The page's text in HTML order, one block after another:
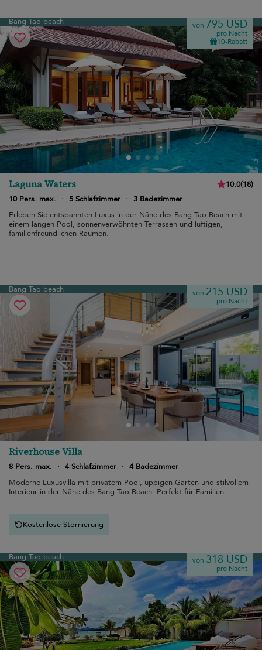
Bang Tao beach von 795 USD
pro Nacht
10-Rabatt
Laguna Waters 10.0(18)
10 Pers. max.
· 5 Schlafzimmer · 3 Badezimmer
Erleben Sie entspannten Luxus in der Nähe des Bang Tao Beach mit
einem langen Pool, sonnenverwöhnten Terrassen und luftigen,
familienfreundlichen Räumen.
Bang Tao beach von 215 USD
pro Nacht
Riverhouse Villa
8 Pers. max. · 4 Schlafzimmer · 4 Badezimmer
Moderne Luxusvilla mit privatem Pool, üppigen Gärten und stilvollem
Interieur in der Nähe des Bang Tao Beach. Perfekt für Familien.
Kostenlose Stornierung
Bang Tao beach von 318 USD
pro Nacht